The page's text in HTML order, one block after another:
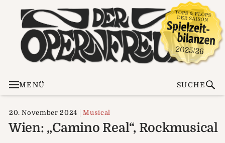
MENÜ SUCHE
20. November 2024 Musical
Wien: „Camino Real“, Rockmusical